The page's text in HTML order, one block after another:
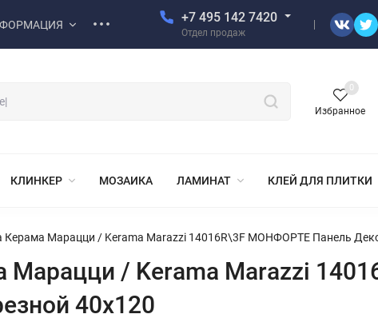
+7 495 142 7420
Отдел продаж
Избранное
0
КЛИНКЕР МОЗАИКА ЛАМИНАТ КЛЕЙ ДЛЯ ПЛИТКИ
Керама Марацци / Kerama Marazzi 14016R\3F МОНФОРТЕ Панель
Марацци / Kerama Marazzi
40x120